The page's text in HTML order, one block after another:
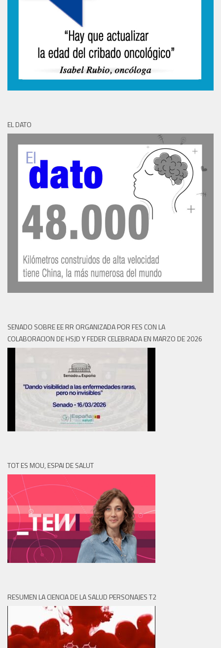
EL DATO
SENADO SOBRE EE RR ORGANIZADA POR FES CON LA
COLABORACION DE HSJD Y FEDER CELEBRADA EN MARZO DE 2026
TOT ES MOU, ESPAI DE SALUT
RESUMEN LA CIENCIA DE LA SALUD PERSONAJES T2